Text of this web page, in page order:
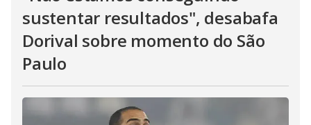
sustentar resultados", desabafa
Dorival sobre momento do São
Paulo